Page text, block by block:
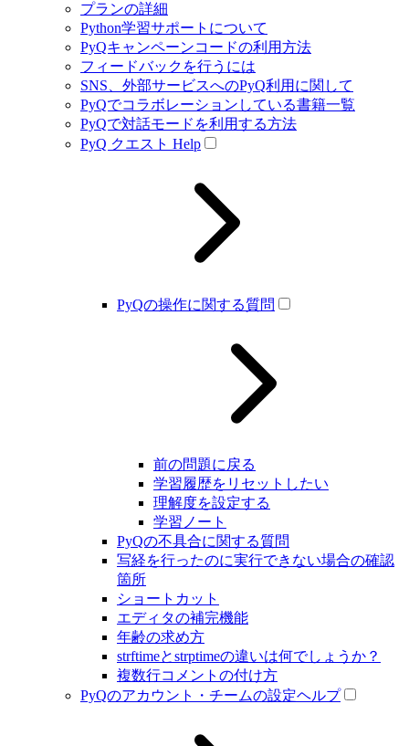
プランの詳細
Python学習サポートについて
PyQキャンペーンコードの利用方法
フィードバックを行うには
SNS、外部サービスへのPyQ利用に関して
PyQでコラボレーションしている書籍一覧
PyQで対話モードを利用する方法
PyQ クエスト Help
PyQの操作に関する質問
前の問題に戻る
学習履歴をリセットしたい
理解度を設定する
学習ノート
PyQの不具合に関する質問
写経を行ったのに実行できない場合の確認
箇所
ショートカット
エディタの補完機能
年齢の求め方
strftimeとstrptimeの違いは何でしょうか？
複数行コメントの付け方
PyQのアカウント・チームの設定ヘルプ